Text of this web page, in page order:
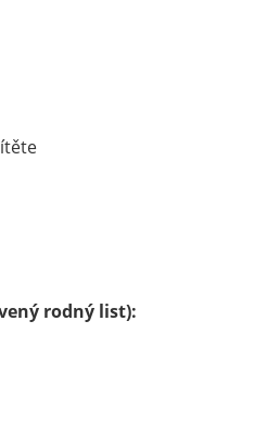
rodný list):